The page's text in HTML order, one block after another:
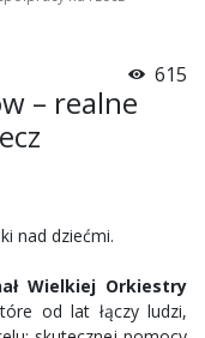
615
– realne
nad dziećmi.
Wielkiej Orkiestry
od lat łączy ludzi,